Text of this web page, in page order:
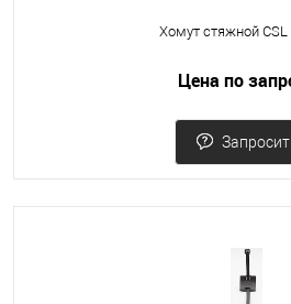
Хомут стяжной CSL
Цена по